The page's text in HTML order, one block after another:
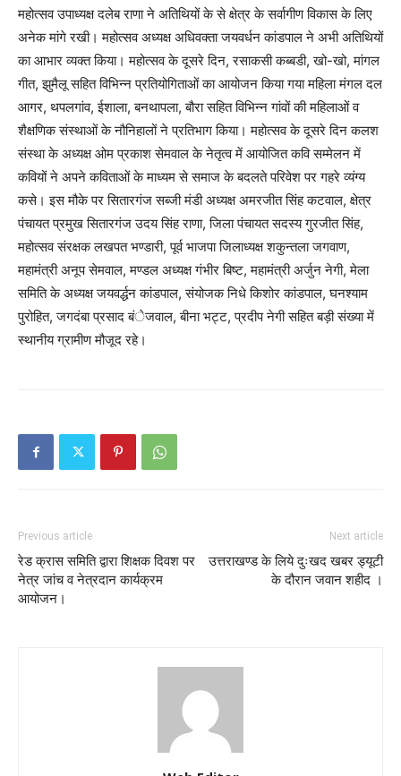
महोत्सव उपाध्यक्ष दलेब राणा ने अतिथियों के से क्षेत्र के सर्वागीण विकास के लिए
अनेक मांगे रखी। महोत्सव अध्यक्ष अधिवक्ता जयवर्धन कांडपाल ने अभी अतिथियों
का आभार व्यक्त किया। महोत्सव के दूसरे दिन, रसाकसी कब्बडी, खो-खो, मांगल
गीत, झुमैलू सहित विभिन्न प्रतियोगिताओं का आयोजन किया गया महिला मंगल दल
आगर, थपलगांव, ईशाला, बनथापला, बौरा सहित विभिन्न गांवों की महिलाओं व
शैक्षणिक संस्थाओं के नौनिहालों ने प्रतिभाग किया। महोत्सव के दूसरे दिन कलश
संस्था के अध्यक्ष ओम प्रकाश सेमवाल के नेतृत्व में आयोजित कवि सम्मेलन में
कवियों ने अपने कविताओं के माध्यम से समाज के बदलते परिवेश पर गहरे व्यंग्य
कसे। इस मौके पर सितारगंज सब्जी मंडी अध्यक्ष अमरजीत सिंह कटवाल, क्षेत्र
पंचायत प्रमुख सितारगंज उदय सिंह राणा, जिला पंचायत सदस्य गुरजीत सिंह,
महोत्सव संरक्षक लखपत भण्डारी, पूर्व भाजपा जिलाध्यक्ष शकुन्तला जगवाण,
महामंत्री अनूप सेमवाल, मण्डल अध्यक्ष गंभीर बिष्ट, महामंत्री अर्जुन नेगी, मेला
समिति के अध्यक्ष जयवर्द्धन कांडपाल, संयोजक निधे किशोर कांडपाल, घनश्याम
पुरोहित, जगदंबा प्रसाद बंेजवाल, बीना भट्ट, प्रदीप नेगी सहित बड़ी संख्या में
स्थानीय ग्रामीण मौजूद रहे।
Previous article
रेड क्रास समिति द्वारा शिक्षक दिवश पर
नेत्र जांच व नेत्रदान कार्यक्रम
आयोजन।
Next article
उत्तराखण्ड के लिये दुःखद खबर ड्यूटी
के दौरान जवान शहीद ।